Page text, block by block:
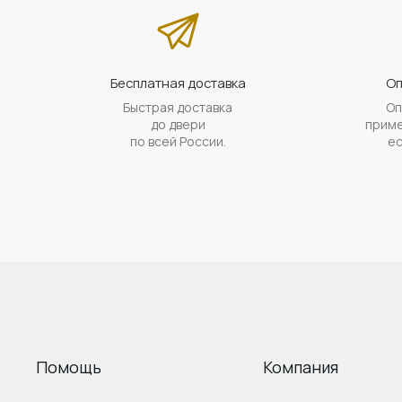
Бесплатная доставка
Быстрая доставка
до двери
по всей России.
Помощь Компания